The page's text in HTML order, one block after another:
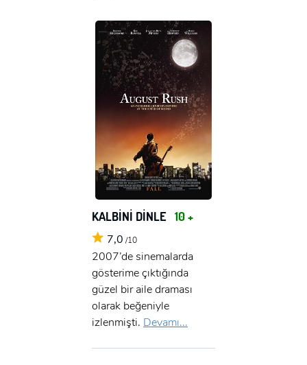
KALBİNİ DİNLE 10 +
7,0 /10
2007’de sinemalarda
gösterime çıktığında
güzel bir aile draması
olarak beğeniyle
izlenmişti. Devamı...